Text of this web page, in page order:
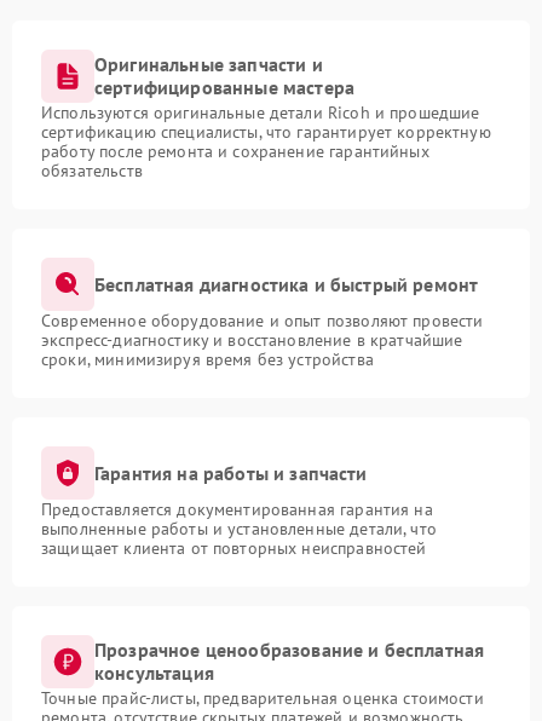
Оригинальные запчасти и
сертифицированные мастера
Используются оригинальные детали Ricoh и прошедшие
сертификацию специалисты, что гарантирует корректную
работу после ремонта и сохранение гарантийных
обязательств
Бесплатная диагностика и быстрый ремонт
Современное оборудование и опыт позволяют провести
экспресс-диагностику и восстановление в кратчайшие
сроки, минимизируя время без устройства
Гарантия на работы и запчасти
Предоставляется документированная гарантия на
выполненные работы и установленные детали, что
защищает клиента от повторных неисправностей
Прозрачное ценообразование и бесплатная
консультация
Точные прайс-листы, предварительная оценка стоимости